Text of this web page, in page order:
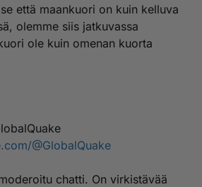
että maankuori on kuin kelluva
olemme siis jatkuvassa
ole kuin omenan kuorta
@GlobalQuake
chatti. On virkistävää